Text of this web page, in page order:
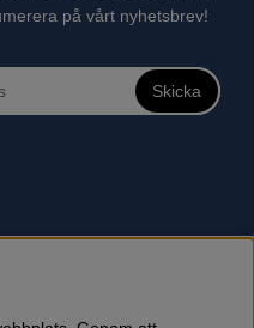
på vårt nyhetsbrev!
Skicka
trimmers, riders,